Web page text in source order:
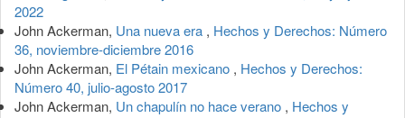
2022
John Ackerman, Una nueva era , Hechos y Derechos: Número
36, noviembre-diciembre 2016
John Ackerman, El Pétain mexicano , Hechos y Derechos:
Número 40, julio-agosto 2017
John Ackerman, Un chapulín no hace verano , Hechos y